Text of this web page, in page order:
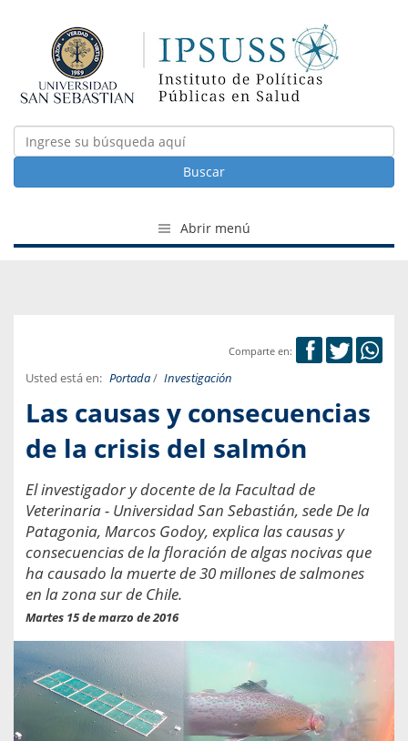
Buscar
Abrir menú
Comparte en:
Usted está en: Portada/ Investigación
Las causas y consecuencias
de la crisis del salmón
El investigador y docente de la Facultad de
Veterinaria - Universidad San Sebastián, sede De la
Patagonia, Marcos Godoy, explica las causas y
consecuencias de la floración de algas nocivas que
ha causado la muerte de 30 millones de salmones
en la zona sur de Chile.
Martes 15 de marzo de 2016